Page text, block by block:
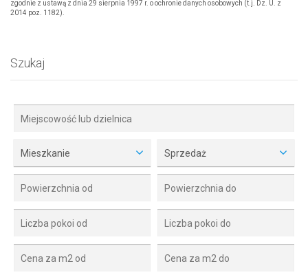
zgodnie z ustawą z dnia 29 sierpnia 1997 r. o ochronie danych osobowych (t.j. Dz. U. z
2014 poz. 1182).
Szukaj
Mieszkanie Sprzedaż